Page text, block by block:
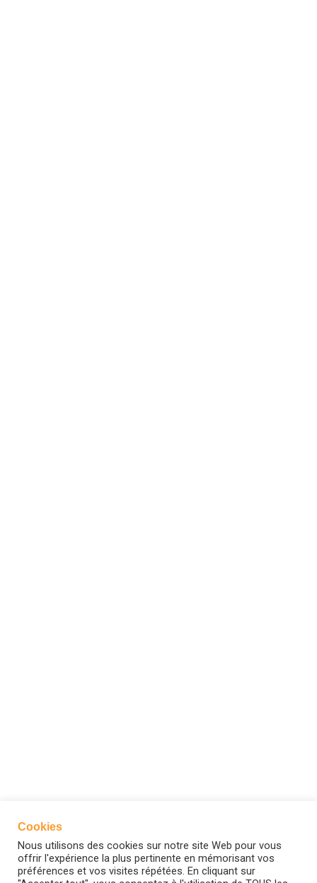
Cookies
Nous utilisons des cookies sur notre site Web pour vous
offrir l'expérience la plus pertinente en mémorisant vos
préférences et vos visites répétées. En cliquant sur